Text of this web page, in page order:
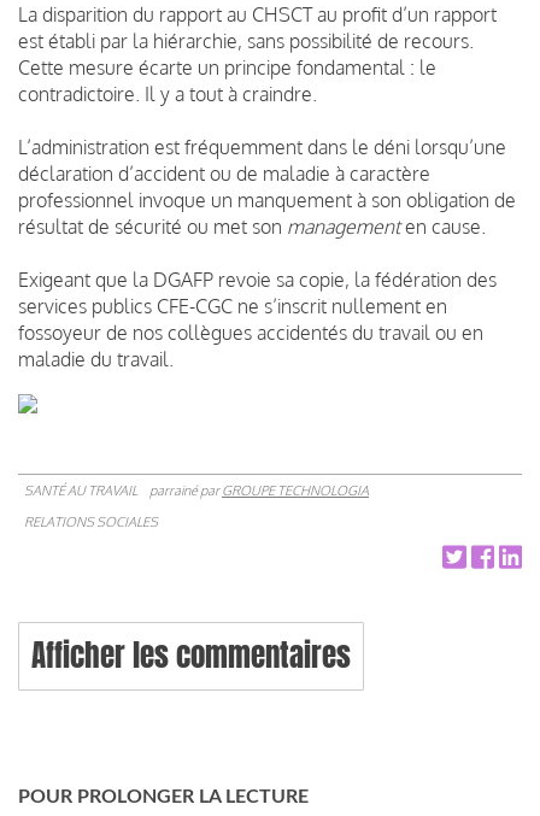
La disparition du rapport au CHSCT au profit d’un rapport
est établi par la hiérarchie, sans possibilité de recours.
Cette mesure écarte un principe fondamental : le
contradictoire. Il y a tout à craindre.
L’administration est fréquemment dans le déni lorsqu’une
déclaration d’accident ou de maladie à caractère
professionnel invoque un manquement à son obligation de
résultat de sécurité ou met son managementen cause.
Exigeant que la DGAFP revoie sa copie, la fédération des
services publics CFE-CGC ne s’inscrit nullement en
fossoyeur de nos collègues accidentés du travail ou en
maladie du travail.
SANTÉ AU TRAVAIL parrainé parGROUPE TECHNOLOGIA
RELATIONS SOCIALES
Afficher les commentaires
POUR PROLONGER LA LECTURE